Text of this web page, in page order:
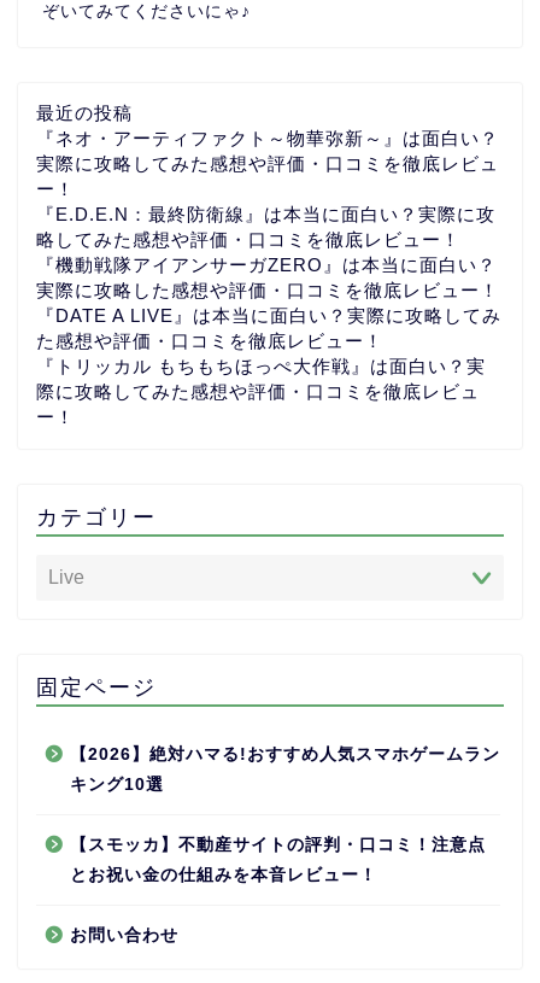
ぞいてみてくださいにゃ♪
最近の投稿
『ネオ・アーティファクト～物華弥新～』は面白い？
実際に攻略してみた感想や評価・口コミを徹底レビュ
ー！
『E.D.E.N：最終防衛線』は本当に面白い？実際に攻
略してみた感想や評価・口コミを徹底レビュー！
『機動戦隊アイアンサーガZERO』は本当に面白い？
実際に攻略した感想や評価・口コミを徹底レビュー！
『DATE A LIVE』は本当に面白い？実際に攻略してみ
た感想や評価・口コミを徹底レビュー！
『トリッカル もちもちほっぺ大作戦』は面白い？実
際に攻略してみた感想や評価・口コミを徹底レビュ
ー！
カテゴリー
固定ページ
【2026】絶対ハマる!おすすめ人気スマホゲームラン
キング10選
【スモッカ】不動産サイトの評判・口コミ！注意点
とお祝い金の仕組みを本音レビュー！
お問い合わせ